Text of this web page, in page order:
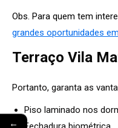
Obs. Para quem tem
grandes oportunidades
Terraço Vila
Portanto, garanta as
Piso laminado nos
←